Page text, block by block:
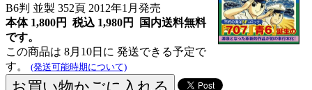
B6判 並製 352頁 2012年1月発売
本体 1,800円 税込 1,980円
国内送料無料
です。
この商品は 8月10日に 発送できる予定で
す。 (発送可能時期について)